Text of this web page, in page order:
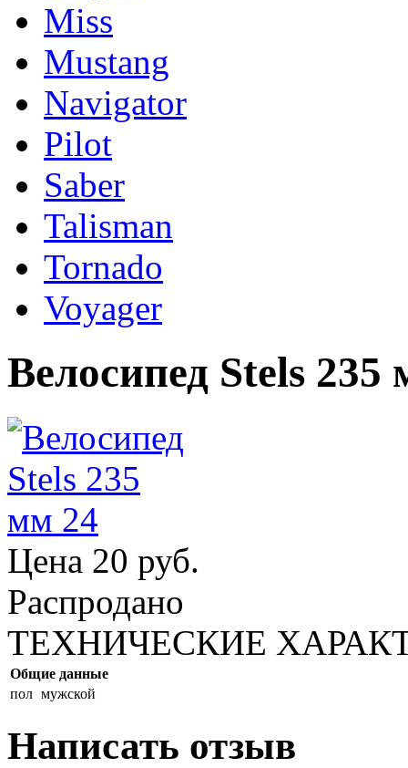
Miss
Mustang
Navigator
Pilot
Saber
Talisman
Tornado
Voyager
Велосипед Stels
Цена 20 руб.
Распродано
ТЕХНИЧЕСКИЕ
Общие данные
пол мужской
Написать отзыв